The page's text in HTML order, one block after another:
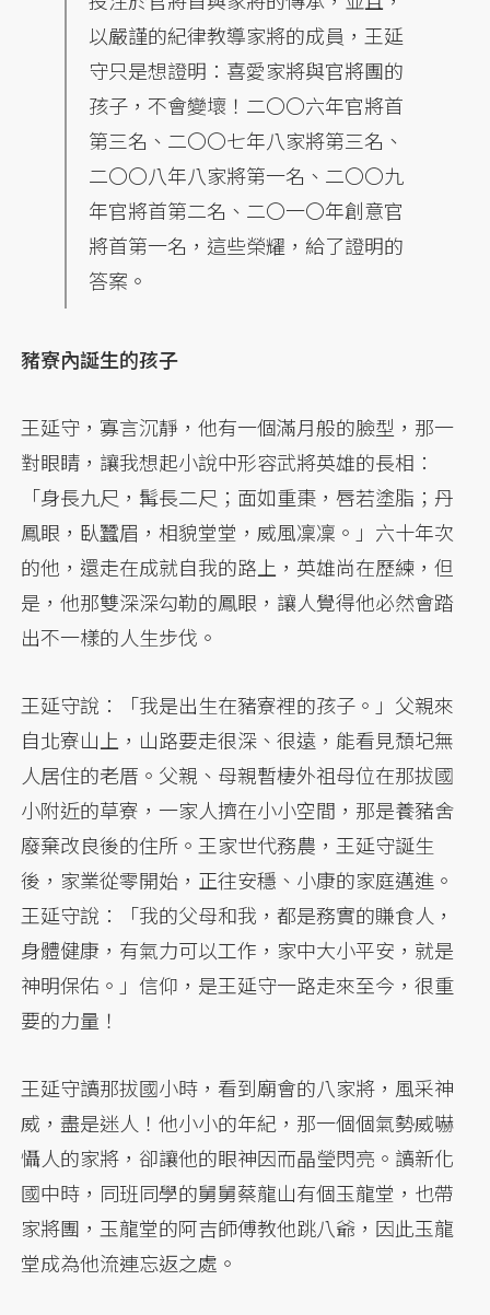
以嚴謹的紀律教導家將的成員，王延
守只是想證明：喜愛家將與官將團的
孩子，不會變壞！二〇〇六年官將首
第三名、二〇〇七年八家將第三名、
二〇〇八年八家將第一名、二〇〇九
年官將首第二名、二〇一〇年創意官
將首第一名，這些榮耀，給了證明的
答案。
豬寮內誕生的孩子
王延守，寡言沉靜，他有一個滿月般的臉型，那一
對眼睛，讓我想起小說中形容武將英雄的長相：
「身長九尺，髯長二尺；面如重棗，唇若塗脂；丹
鳳眼，臥蠶眉，相貌堂堂，威風凜凜。」六十年次
的他，還走在成就自我的路上，英雄尚在歷練，但
是，他那雙深深勾勒的鳳眼，讓人覺得他必然會踏
出不一樣的人生步伐。
王延守說：「我是出生在豬寮裡的孩子。」父親來
自北寮山上，山路要走很深、很遠，能看見頹圮無
人居住的老厝。父親、母親暫棲外祖母位在那拔國
小附近的草寮，一家人擠在小小空間，那是養豬舍
廢棄改良後的住所。王家世代務農，王延守誕生
後，家業從零開始，正往安穩、小康的家庭邁進。
王延守說：「我的父母和我，都是務實的賺食人，
身體健康，有氣力可以工作，家中大小平安，就是
神明保佑。」信仰，是王延守一路走來至今，很重
要的力量！
王延守讀那拔國小時，看到廟會的八家將，風采神
威，盡是迷人！他小小的年紀，那一個個氣勢威嚇
懾人的家將，卻讓他的眼神因而晶瑩閃亮。讀新化
國中時，同班同學的舅舅蔡龍山有個玉龍堂，也帶
家將團，玉龍堂的阿吉師傅教他跳八爺，因此玉龍
堂成為他流連忘返之處。